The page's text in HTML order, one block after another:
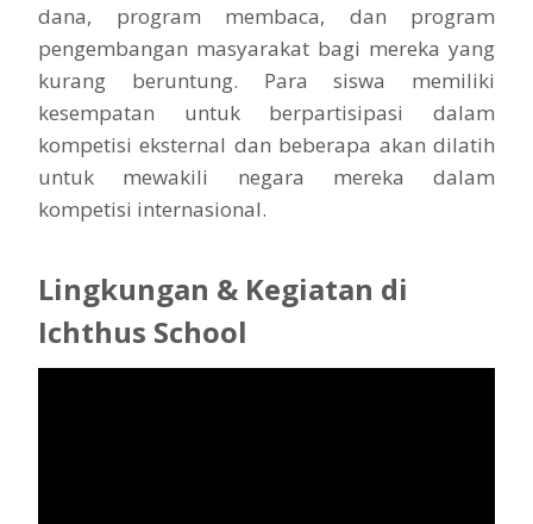
dana, program membaca, dan program
pengembangan masyarakat bagi mereka yang
kurang beruntung. Para siswa memiliki
kesempatan untuk berpartisipasi dalam
kompetisi eksternal dan beberapa akan dilatih
untuk mewakili negara mereka dalam
kompetisi internasional.
Lingkungan & Kegiatan di
Ichthus School